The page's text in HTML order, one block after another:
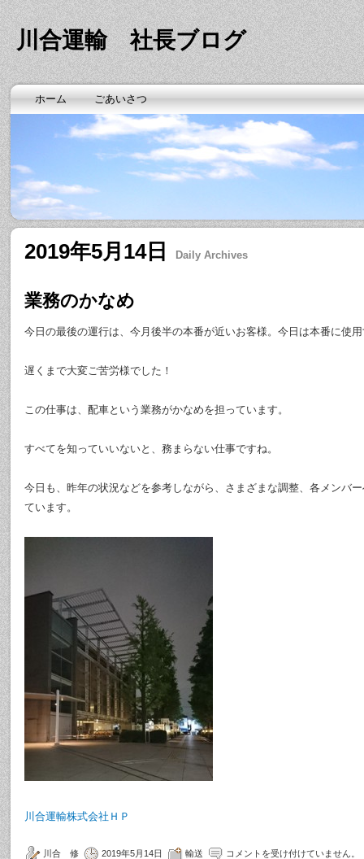
川合運輸 社長ブログ
ホーム ごあいさつ
2019年5月14日 Daily Archives
業務のかなめ
今日の最後の運行は、今月後半の本番が近いお客様。今日は本番に使
遅くまで大変ご苦労様でした！
この仕事は、配車という業務がかなめを担っています。
すべてを知っていいないと、務まらない仕事ですね。
今日も、昨年の状況などを参考しながら、さまざまな調整、各メンバ
ています。
川合運輸株式会社ＨＰ
川合 修 2019年5月14日 輸送 コメントを受け付けていません。